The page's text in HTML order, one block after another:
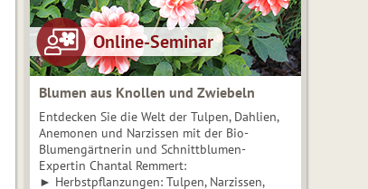
Blumen aus Knollen und Zwiebeln
Entdecken Sie die Welt der Tulpen, Dahlien,
Anemonen und Narzissen mit der Bio-
Blumengärtnerin und Schnittblumen-
Expertin Chantal Remmert:
► Herbstpflanzungen: Tulpen, Narzissen,